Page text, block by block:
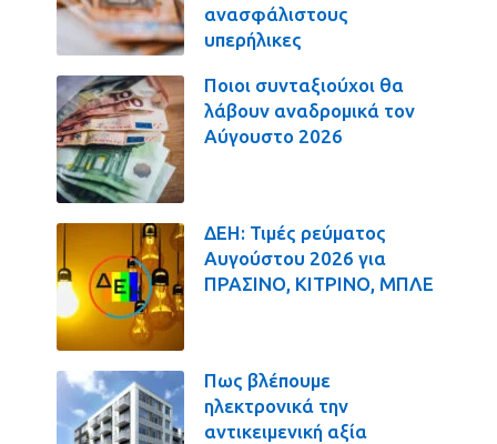
ανασφάλιστους
υπερήλικες
Ποιοι συνταξιούχοι θα
λάβουν αναδρομικά τον
Αύγουστο 2026
ΔΕΗ: Τιμές ρεύματος
Αυγούστου 2026 για
ΠΡΑΣΙΝΟ, ΚΙΤΡΙΝΟ, ΜΠΛΕ
Πως βλέπουμε
ηλεκτρονικά την
αντικειμενική αξία